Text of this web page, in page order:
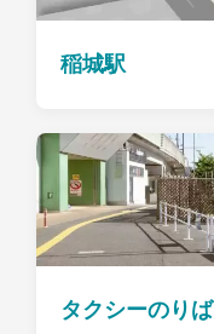
稲城駅
タクシーのりば